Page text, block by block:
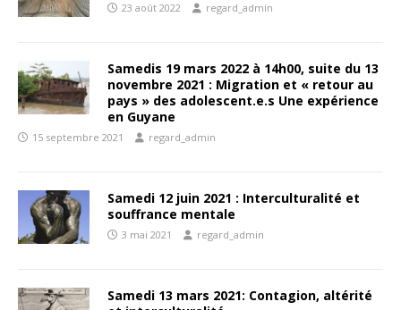
23 août 2022 regard_admin
Samedis 19 mars 2022 à 14h00, suite du 13
novembre 2021 : Migration et « retour au
pays » des adolescent.e.s Une expérience
en Guyane
15 septembre 2021 regard_admin
Samedi 12 juin 2021 : Interculturalité et
souffrance mentale
3 mai 2021 regard_admin
Samedi 13 mars 2021: Contagion, altérité